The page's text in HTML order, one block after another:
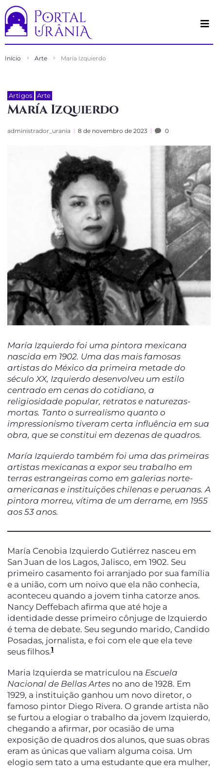
Início Arte María Izquierdo
Artigos Arte
María Izquierdo
administrador_urania 8 de novembro de 2023 0
María Izquierdo foi uma pintora mexicana
nascida em 1902. Uma das mais famosas
artistas do México da primeira metade do
século XX, Izquierdo desenvolveu um estilo
centrado em cenas do cotidiano, a
religiosidade popular, retratos e naturezas-
mortas. Tanto o surrealismo quanto o
impressionismo tiveram certa influência em sua
obra, que se constitui em dezenas de quadros.
María Izquierdo também foi uma das primeiras
artistas mexicanas a expor seu trabalho em
terras estrangeiras como em galerias norte-
americanas e instituições chilenas e peruanas. A
pintora morreu, vítima de um derrame, em 1955
aos 53 anos.
María Cenobia Izquierdo Gutiérrez nasceu em
San Juan de los Lagos, Jalisco, em 1902. Seu
primeiro casamento foi arranjado por sua família
e a união, com um noivo que ela não conhecia,
aconteceu quando a jovem tinha catorze anos.
Nancy Deffebach afirma que até hoje a
identidade desse primeiro cônjuge de Izquierdo
é tema de debate. Seu segundo marido, Candido
Posadas, jornalista, e foi com ele que ela teve
seus filhos.1
Maria Izquierda se matriculou na Escuela
Nacional de Bellas Artes no ano de 1928. Em
1929, a instituição ganhou um novo diretor, o
famoso pintor Diego Rivera. O grande artista não
se furtou a elogiar o trabalho da jovem Izquierdo,
chegando a afirmar, por ocasião de uma
exposição de quadros dos alunos, que suas obras
eram as únicas que valiam alguma coisa. Um
elogio sem tato a uma estudante que era mulher,